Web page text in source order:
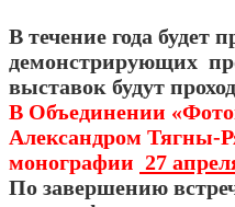
В течение года будет
демонстрирующих
выставок будут
В Объединении
Александром Тягны-
монографии 27
По завершению